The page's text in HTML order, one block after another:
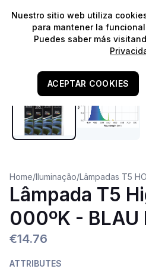
⭐️¡Envíos gratis para
Home/Iluminação/Lâmpadas T5 HO
Lâmpada T5
000ºK - BLAU
€14.76
ATTRIBUTES
Nuestro sitio web utiliza
para mantener la
Puedes saber más
ACEPTAR COOKIES